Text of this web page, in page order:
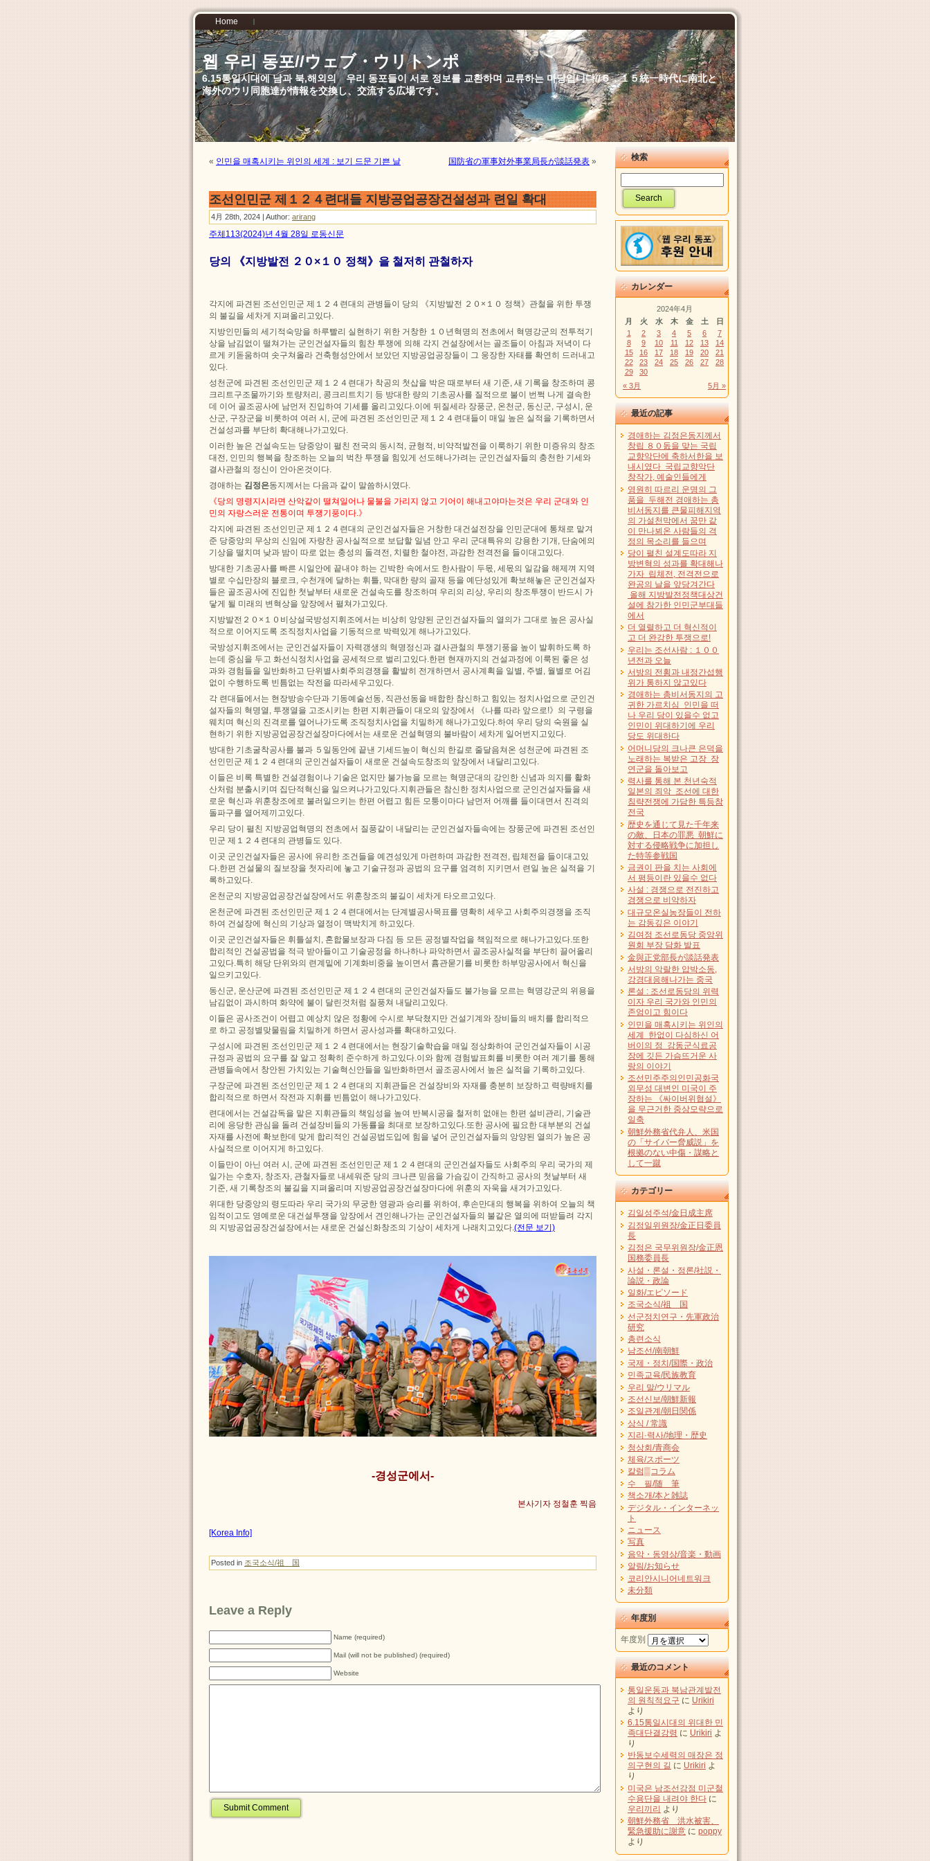
Home
웹 우리 동포//ウェブ・ウリトンポ
6.15통일시대에 남과 북,해외의 우리 동포들이 서로 정보를 교환하며 교류하는 마당입니다//６．１５統一時代に南北と
海外のウリ同胞達が情報を交換し、交流する広場です。
« 인민을 매혹시키는 위인의 세계 : 보기 드문 기쁜 날 国防省の軍事対外事業局長が談話発表 »
조선인민군 제１２４련대들 지방공업공장건설성과 련일 확대
4月 28th, 2024 | Author: arirang
주체113(2024)년 4월 28일 로동신문
당의 《지방발전 ２０×１０ 정책》을 철저히 관철하자
각지에 파견된 조선인민군 제１２４련대의 관병들이 당의 《지방발전 ２０×１０ 정책》관철을 위한 투쟁
의 불길을 세차게 지펴올리고있다.
지방인민들의 세기적숙망을 하루빨리 실현하기 위한 거창한 １０년혁명의 전초에서 혁명강군의 전투적기
상을 남김없이 떨쳐가는 군인건설자들의 힘찬 투쟁에 의해 각지 건설장에서는 골조들이 아침과 저녁이 다
르게 키돋움하며 솟구쳐올라 건축형성안에서 보았던 지방공업공장들이 그 웅장한 자태를 확연히 드러내고
있다.
성천군에 파견된 조선인민군 제１２４련대가 착공의 첫삽을 박은 때로부터 새 기준, 새 기록을 창조하며 콩
크리트구조물까기와 토량처리, 콩크리트치기 등 방대한 량의 기초공사를 질적으로 불이 번쩍 나게 결속한
데 이어 골조공사에 남먼저 진입하여 기세를 올리고있다.이에 뒤질세라 장풍군, 온천군, 동신군, 구성시, 운
산군, 구장군을 비롯하여 여러 시, 군에 파견된 조선인민군 제１２４련대들이 매일 높은 실적을 기록하면서
건설성과를 부단히 확대해나가고있다.
이러한 높은 건설속도는 당중앙이 펼친 전국의 동시적, 균형적, 비약적발전을 이룩하기 위한 미증유의 창조
대전, 인민의 행복을 창조하는 오늘의 벅찬 투쟁을 힘있게 선도해나가려는 군인건설자들의 충천한 기세와
결사관철의 정신이 안아온것이다.
경애하는 김정은동지께서는 다음과 같이 말씀하시였다.
《당의 명령지시라면 산악같이 떨쳐일어나 물불을 가리지 않고 기어이 해내고야마는것은 우리 군대와 인
민의 자랑스러운 전통이며 투쟁기풍이다.》
각지에 파견된 조선인민군 제１２４련대의 군인건설자들은 거창한 대건설전장을 인민군대에 통채로 맡겨
준 당중앙의 무상의 신임에 자랑찬 공사실적으로 보답할 일념 안고 우리 군대특유의 강용한 기개, 단숨에의
기상을 떨치며 낮과 밤이 따로 없는 충성의 돌격전, 치렬한 철야전, 과감한 전격전을 들이대고있다.
방대한 기초공사를 빠른 시일안에 끝내야 하는 긴박한 속에서도 한사람이 두몫, 세몫의 일감을 해제껴 지역
별로 수십만장의 블로크, 수천개에 달하는 휘틀, 막대한 량의 골재 등을 예단성있게 확보해놓은 군인건설자
들은 골조공사에 진입한 첫날부터 새로운 건설속도를 창조하며 우리의 리상, 우리의 창조투쟁이 반드시 가
닿게 될 미래의 변혁상을 앞장에서 펼쳐가고있다.
지방발전２０×１０비상설국방성지휘조에서는 비상히 앙양된 군인건설자들의 열의가 그대로 높은 공사실
적으로 이어지도록 조직정치사업을 기동적으로 박력있게 해나가고있다.
국방성지휘조에서는 군인건설자들이 자력갱생의 혁명정신과 결사관철의 투쟁기풍을 높이 발휘하도록 하
는데 중심을 두고 화선식정치사업을 공세적으로 벌리고있다.한편 현재까지의 건설과정에 이룩된 좋은 성
과와 경험들을 일반화하고 단위별사회주의경쟁을 활발히 전개하면서 공사계획을 일별, 주별, 월별로 어김
없이 수행하도록 빈틈없는 작전을 따라세우고있다.
각 련대들에서는 현장방송수단과 기동예술선동, 직관선동을 배합한 참신하고 힘있는 정치사업으로 군인건
설자들의 혁명열, 투쟁열을 고조시키는 한편 지휘관들이 대오의 앞장에서 《나를 따라 앞으로!》의 구령을
웨치며 혁신의 진격로를 열어나가도록 조직정치사업을 치밀하게 해나가고있다.하여 우리 당의 숙원을 실
현하기 위한 지방공업공장건설장마다에서는 새로운 건설혁명의 불바람이 세차게 일어번지고있다.
방대한 기초굴착공사를 불과 ５일동안에 끝낸 기세드높이 혁신의 한길로 줄달음쳐온 성천군에 파견된 조
선인민군 제１２４련대의 군인건설자들이 새로운 건설속도창조의 앞장에서 내달리고있다.
이들은 비록 특별한 건설경험이나 기술은 없지만 불가능을 모르는 혁명군대의 강인한 신념과 의지를 활화
산처럼 분출시키며 집단적혁신을 일으켜나가고있다.지휘관들은 참신한 정치사업으로 군인건설자들을 새
로운 혁신과 위훈창조에로 불러일으키는 한편 어렵고 힘든 모퉁이마다 남먼저 어깨를 들이대면서 진격의
돌파구를 열어제끼고있다.
우리 당이 펼친 지방공업혁명의 전초에서 질풍같이 내달리는 군인건설자들속에는 장풍군에 파견된 조선인
민군 제１２４련대의 관병들도 있다.
이곳 군인건설자들은 공사에 유리한 조건들을 예견성있게 마련하며 과감한 전격전, 립체전을 들이대고있
다.한편 건설물의 질보장을 첫자리에 놓고 기술규정과 공법의 요구를 엄격히 지키면서 련일 높은 실적을 기
록하고있다.
온천군의 지방공업공장건설장에서도 위훈창조의 불길이 세차게 타오르고있다.
온천군에 파견된 조선인민군 제１２４련대에서는 단계별공사목표를 명확히 세우고 사회주의경쟁을 조직
하여 건설장에 혁신의 기상과 열정이 맥박치게 하고있다.
이곳 군인건설자들은 휘틀설치, 혼합물보장과 다짐 등 모든 공정별작업을 책임적으로 해나가고있다.또한
합리적인 건설공법을 적극 받아들이고 기술공정을 하나하나 파악하면서 골조공사실적을 부단히 끌어올리
고있다.특히 해당 단위와의 련계밑에 기계화비중을 높이면서 흄관묻기를 비롯한 하부망공사에서 혁신을
일으키고있다.
동신군, 운산군에 파견된 조선인민군 제１２４련대의 군인건설자들도 불가능을 모르는 혁명강군의 위용을
남김없이 과시하며 화약에 불이 달린것처럼 질풍쳐 내달리고있다.
이들은 공사조건이 어렵고 예상치 않은 정황에 수시로 부닥쳤지만 건설기계와 장비들의 배치를 합리적으
로 하고 공정별맞물림을 치밀하게 하면서 공사성과를 확대하고있다.
구성시에 파견된 조선인민군 제１２４련대에서는 현장기술학습을 매일 정상화하여 군인건설자들이 시공
규정과 공법의 요구를 잘 알고 정확히 준수하게 하고있다.이와 함께 경험발표회를 비롯한 여러 계기를 통해
관병들속에서 창안된 가치있는 기술혁신안들을 일반화하면서 골조공사에서 높은 실적을 기록하고있다.
구장군에 파견된 조선인민군 제１２４련대의 지휘관들은 건설장비와 자재를 충분히 보장하고 력량배치를
합리적으로 하면서 작전과 지휘를 빈틈없이 해나가고있다.
련대에서는 건설감독을 맡은 지휘관들의 책임성을 높여 반복시공을 철저히 없애는 한편 설비관리, 기술관
리에 응당한 관심을 돌려 건설장비들의 가동률을 최대로 보장하고있다.또한 공사에 필요한 대부분의 건설
자재를 사전에 확보한데 맞게 합리적인 건설공법도입에 힘을 넣어 군인건설자들의 앙양된 열의가 높은 공
사실적으로 이어지게 하고있다.
이들만이 아닌 여러 시, 군에 파견된 조선인민군 제１２４련대의 군인건설자들도 사회주의 우리 국가의 제
일가는 수호자, 창조자, 관철자들로 내세워준 당의 크나큰 믿음을 가슴깊이 간직하고 공사의 첫날부터 새
기준, 새 기록창조의 불길을 지펴올리며 지방공업공장건설장마다에 위훈의 자욱을 새겨가고있다.
위대한 당중앙의 령도따라 우리 국가의 무궁한 영광과 승리를 위하여, 후손만대의 행복을 위하여 오늘의 책
임적이고도 영예로운 대건설투쟁을 앞장에서 견인해나가는 군인건설자들의 불같은 열의에 떠받들려 각지
의 지방공업공장건설장에서는 새로운 건설신화창조의 기상이 세차게 나래치고있다. (전문 보기)
-경성군에서-
본사기자 정철훈 찍음
[Korea Info]
Posted in 조국소식/祖 国
Leave a Reply
Name (required)
Mail (will not be published) (required)
Website
検索
カレンダー
2024年4月
月
火 水 木 金 土 日
« 3月 5月 »
1 2 3 4 5 6
7
8
9 10 11 12 13
14
15
16 17 18 19 20
21
22
23 24 25 26 27
28
29
30
最近の記事
경애하는 김정은동지께서
창립 ８０돐을 맞는 국립
교향악단에 축하서한을 보
내시였다 국립교향악단
창작가, 예술인들에게
영원히 따르리 운명의 그
품을 두해전 경애하는 총
비서동지를 큰물피해지역
의 가설천막에서 꿈만 같
이 만나뵈온 사람들의 격
정의 목소리를 들으며
당이 펼친 설계도따라 지
방변혁의 성과를 확대해나
가자 립체전, 전격전으로
완공의 날을 앞당겨간다
올해 지방발전정책대상건
설에 참가한 인민군부대들
에서
더 열렬하고 더 혁신적이
고 더 완강한 투쟁으로!
우리는 조선사람 : １００
년전과 오늘
서방의 전횡과 내정간섭행
위가 통하지 않고있다
경애하는 총비서동지의 고
귀한 가르치심 인민을 떠
나 우리 당이 있을수 없고
인민이 위대하기에 우리
당도 위대하다
어머니당의 크나큰 은덕을
노래하는 복받은 고장 장
연군을 돌아보고
력사를 통해 본 천년숙적
일본의 죄악 조선에 대한
침략전쟁에 가담한 특등참
전국
歴史を通じて見た千年来
の敵、日本の罪悪 朝鮮に
対する侵略戦争に加担し
た特等参戦国
금권이 판을 치는 사회에
서 평등이란 있을수 없다
사설 : 경쟁으로 전진하고
경쟁으로 비약하자
대규모온실농장들이 전하
는 감동깊은 이야기
김여정 조선로동당 중앙위
원회 부장 담화 발표
金與正党部長が談話発表
서방의 악랄한 압박소동,
강경대응해나가는 중국
론설 : 조선로동당의 위력
이자 우리 국가와 인민의
존엄이고 힘이다
인민을 매혹시키는 위인의
세계 한없이 다심하신 어
버이의 정 강동군식료공
장에 깃든 가슴뜨거운 사
랑의 이야기
조선민주주의인민공화국
외무성 대변인 미국이 주
장하는 《싸이버위협설》
을 무근거한 중상모략으로
일축
朝鮮外務省代弁人、米国
の「サイバー脅威説」を
根拠のない中傷・謀略と
して一蹴
カテゴリー
김일성주석/金日成主席
김정일위원장/金正日委員
長
김정은 국무위원장/金正恩
国務委員長
사설・론설・정론/社説・
論説・政論
일화/エピソード
조국소식/祖 国
선군정치연구・先軍政治
研究
총련소식
남조선/南朝鮮
국제・정치/国際・政治
민족교육/民族教育
우리 말/ウリマル
조선신보/朝鮮新報
조일관계/朝日関係
상식 / 常識
지리·력사/地理・歴史
청상회/青商会
체육/スポーツ
칼럼▒コラム
수 필/随 筆
책소개/本と雑誌
デジタル・インターネッ
ト
ニュース
写真
음악・동영상/音楽・動画
알림/お知らせ
코리안시니어네트워크
未分類
年度別
年度別
最近のコメント
통일운동과 북남관계발전
의 원칙적요구 に Urikiri
より
6.15통일시대의 위대한 민
족대단결강령 に Urikiri よ
り
반동보수세력의 매장은 정
의구현의 길 に Urikiri よ
り
미국은 남조선강점 미군철
수용단을 내려야 한다 に
우리끼리 より
朝鮮外務省 洪水被害、
緊急援助に謝意 に poppy
より